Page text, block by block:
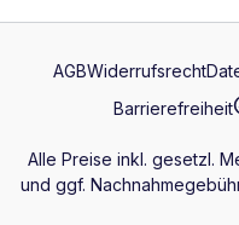
AGBWiderrufsrecht
Barrierefreiheit
Alle Preise inkl. gesetzl.
und ggf.